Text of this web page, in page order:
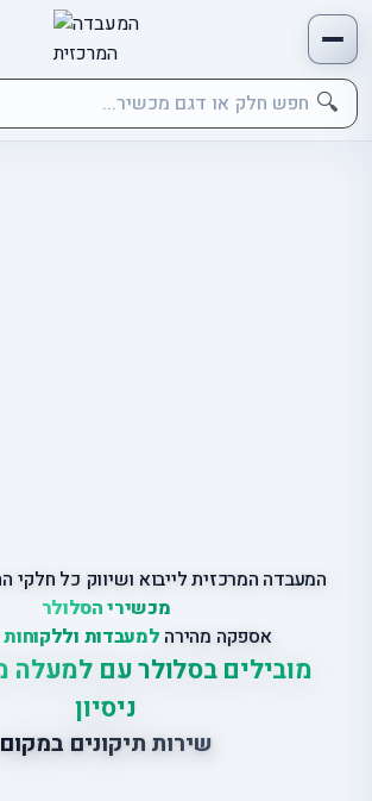
🔍
המעבדה המרכזית לייבוא ושיווק כל חלקי
מכשירי הסלולר
אספקה מהירה למעבדות
ניסיון
שירות תיקונים במקום